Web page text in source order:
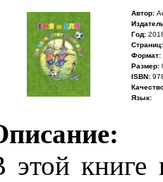
Автор:
Год:
Cтраниц:
Формат:
Размер:
ISBN:
Язык:
этой книге